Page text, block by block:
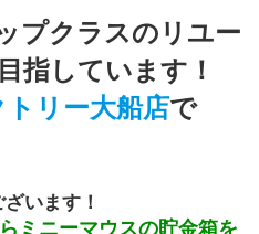
プクラスのリユー
指しています！
トリー大船店で
います！
ミニーマウスの貯金箱を